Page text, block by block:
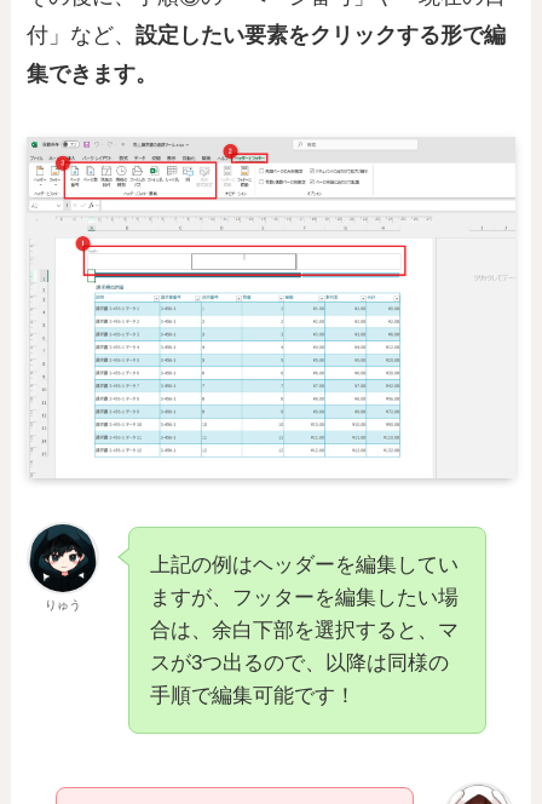
付」など、設定したい要素をクリックする形で編
集できます。
りゅう
上記の例はヘッダーを編集してい
ますが、フッターを編集したい場
合は、余白下部を選択すると、マ
スが3つ出るので、以降は同様の
手順で編集可能です！